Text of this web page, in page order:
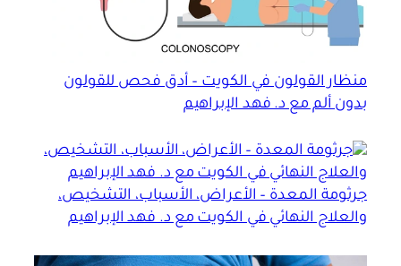
منظار القولون في الكويت – أدق فحص للقولون
بدون ألم مع د. فهد الإبراهيم
جرثومة المعدة – الأعراض، الأسباب، التشخيص،
والعلاج النهائي في الكويت مع د. فهد الإبراهيم